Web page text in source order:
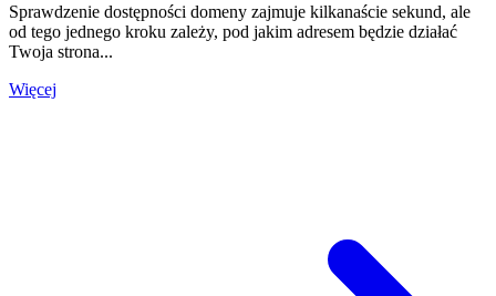
Sprawdzenie dostępności domeny zajmuje kilkanaście sekund, ale
od tego jednego kroku zależy, pod jakim adresem będzie działać
Twoja strona...
Więcej